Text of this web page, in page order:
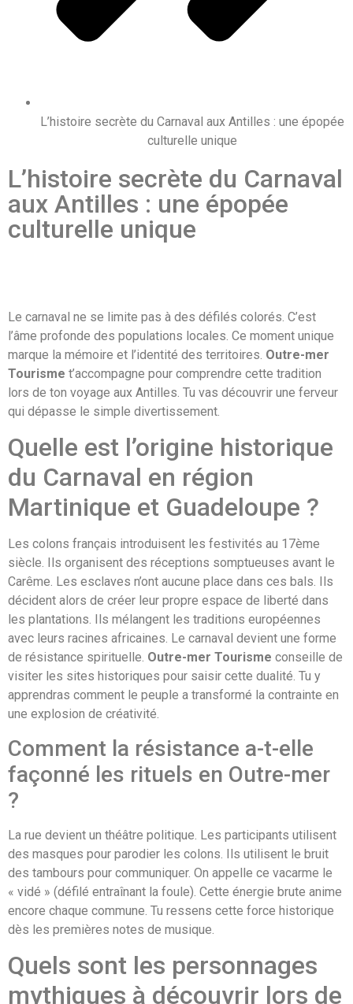
L’histoire secrète du Carnaval aux Antilles : une épopée
culturelle unique
L’histoire secrète du Carnaval
aux Antilles : une épopée
culturelle unique
Le carnaval ne se limite pas à des défilés colorés. C’est
l’âme profonde des populations locales. Ce moment unique
marque la mémoire et l’identité des territoires. Outre-mer
Tourisme t’accompagne pour comprendre cette tradition
lors de ton voyage aux Antilles. Tu vas découvrir une ferveur
qui dépasse le simple divertissement.
Quelle est l’origine historique
du Carnaval en région
Martinique et Guadeloupe ?
Les colons français introduisent les festivités au 17ème
siècle. Ils organisent des réceptions somptueuses avant le
Carême. Les esclaves n’ont aucune place dans ces bals. Ils
décident alors de créer leur propre espace de liberté dans
les plantations. Ils mélangent les traditions européennes
avec leurs racines africaines. Le carnaval devient une forme
de résistance spirituelle. Outre-mer Tourisme conseille de
visiter les sites historiques pour saisir cette dualité. Tu y
apprendras comment le peuple a transformé la contrainte en
une explosion de créativité.
Comment la résistance a-t-elle
façonné les rituels en Outre-mer
?
La rue devient un théâtre politique. Les participants utilisent
des masques pour parodier les colons. Ils utilisent le bruit
des tambours pour communiquer. On appelle ce vacarme le
« vidé » (défilé entraînant la foule). Cette énergie brute anime
encore chaque commune. Tu ressens cette force historique
dès les premières notes de musique.
Quels sont les personnages
mythiques à découvrir lors de